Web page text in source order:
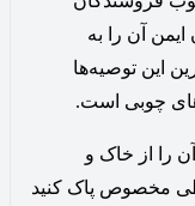
آن‌ را به
این توصیه‌ها
چوبی است.
را از خاک و
طی مخصوص پاک کنید